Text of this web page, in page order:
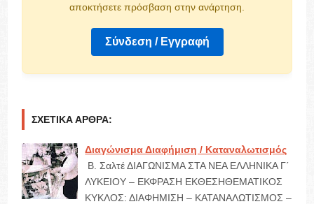
αποκτήσετε πρόσβαση στην ανάρτηση.
Σύνδεση / Εγγραφή
ΣΧΕΤΙΚΆ ΆΡΘΡΑ:
Διαγώνισμα Διαφήμιση / Καταναλωτισμός
Β. Σαλτέ ΔΙΑΓΩΝΙΣΜΑ ΣΤΑ ΝΕΑ ΕΛΛΗΝΙΚΑ Γ΄
ΛΥΚΕΙΟΥ – ΕΚΦΡΑΣΗ ΕΚΘΕΣΗΘΕΜΑΤΙΚΟΣ
ΚΥΚΛΟΣ: ΔΙΑΦΗΜΙΣΗ – ΚΑΤΑΝΑΛΩΤΙΣΜΟΣ –